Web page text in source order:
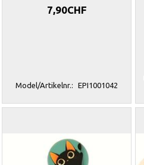
7,90CHF
Model/Artikelnr.: EPI1001042